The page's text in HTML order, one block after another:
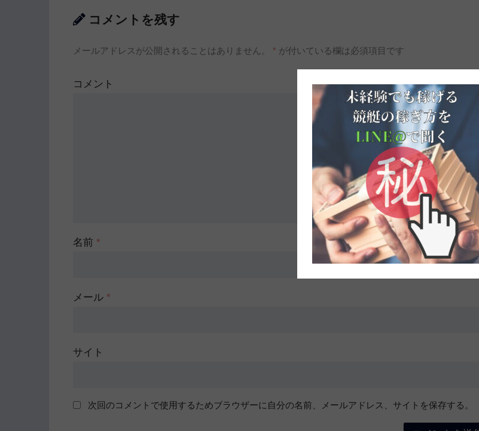
コメントを残す
メールアドレスが公開されることはありません。 * が付いている欄は必須項目です
コメント
名前 *
メール *
サイト
次回のコメントで使用するためブラウザーに自分の名前、メールアドレス、サイトを保存する。